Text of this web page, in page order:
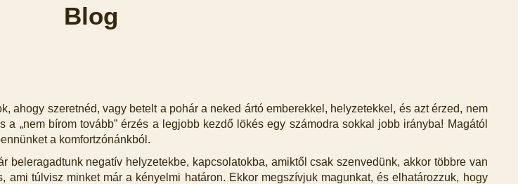
Blog
ahogy szeretnéd, vagy betelt a pohár a neked ártó emberekkel, helyzetekkel, és azt érzed, nem
„nem bírom tovább” érzés a legjobb kezdő lökés egy számodra sokkal jobb irányba! Magától
a komfortzónánkból.
negatív helyzetekbe, kapcsolatokba, amiktől csak szenvedünk, akkor többre van
ami túlvisz minket már a kényelmi határon. Ekkor megszívjuk magunkat, és elhatározzuk, hogy